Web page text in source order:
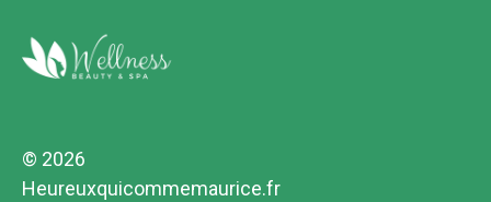
© 2026
Heureuxquicommemaurice.fr